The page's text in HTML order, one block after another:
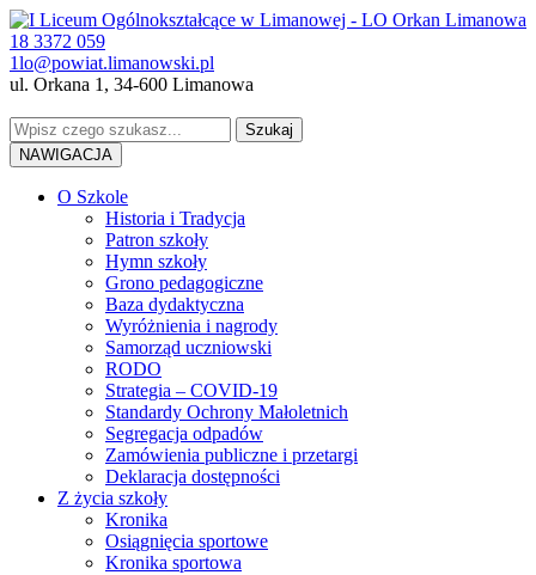
18 3372 059
1lo@powiat.limanowski.pl
ul. Orkana 1, 34-600 Limanowa
NAWIGACJA
O Szkole
Historia i Tradycja
Patron szkoły
Hymn szkoły
Grono pedagogiczne
Baza dydaktyczna
Wyróżnienia i nagrody
Samorząd uczniowski
RODO
Strategia – COVID-19
Standardy Ochrony Małoletnich
Segregacja odpadów
Zamówienia publiczne i przetargi
Deklaracja dostępności
Z życia szkoły
Kronika
Osiągnięcia sportowe
Kronika sportowa